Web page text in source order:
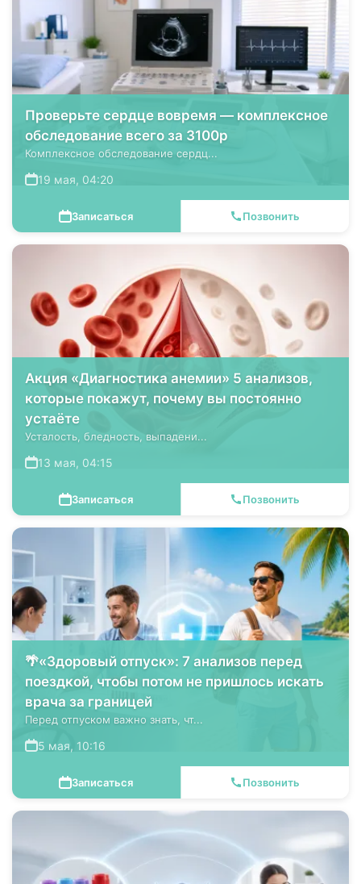
Проверьте сердце вовремя — комплексное
обследование всего за 3100р
Комплексное обследование сердц...
19 мая, 04:20
Записаться Позвонить
Акция «Диагностика анемии» 5 анализов,
которые покажут, почему вы постоянно
устаёте
Усталость, бледность, выпадени...
13 мая, 04:15
Записаться Позвонить
🌴«Здоровый отпуск»: 7 анализов перед
поездкой, чтобы потом не пришлось искать
врача за границей
Перед отпуском важно знать, чт...
5 мая, 10:16
Записаться Позвонить